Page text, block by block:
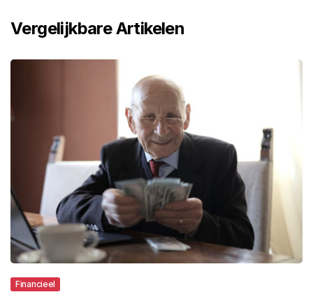
Vergelijkbare Artikelen
Financieel